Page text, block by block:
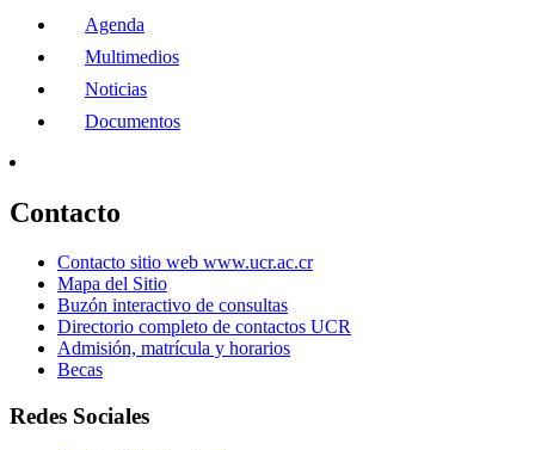
Agenda
Multimedios
Noticias
Documentos
Contacto
Contacto sitio web www.ucr.ac.cr
Mapa del Sitio
Buzón interactivo de consultas
Directorio completo de contactos UCR
Admisión, matrícula y horarios
Becas
Redes Sociales